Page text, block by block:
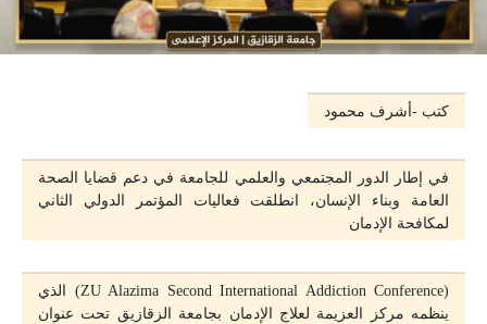
كتب -أشرف محمود
في إطار الدور المجتمعي والعلمي للجامعة في دعم قضايا الصحة
العامة وبناء الإنسان، انطلقت فعاليات المؤتمر الدولي الثاني
لمكافحة الإدمان
(ZU Alazima Second International Addiction Conference) الذي
ينظمه مركز العزيمة لعلاج الإدمان بجامعة الزقازيق تحت عنوان